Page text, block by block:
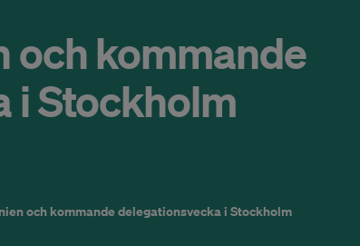
och kommande
i Stockholm
och kommande delegationsvecka i Stockholm